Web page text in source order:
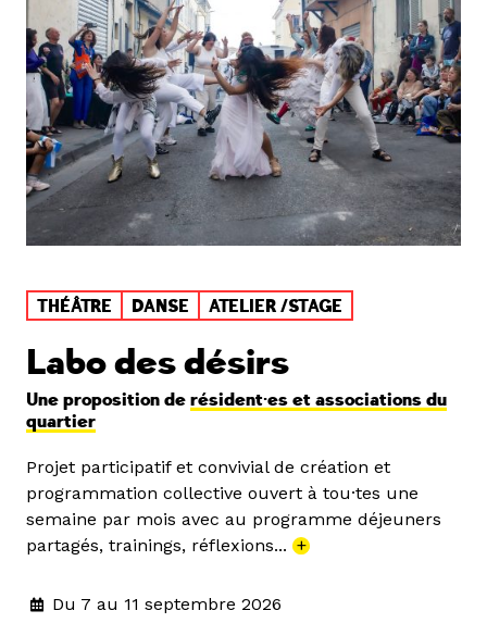
THÉÂTRE DANSE ATELIER /STAGE
Labo des désirs
Une proposition de résident·es et associations du
quartier
Projet participatif et convivial de création et
programmation collective ouvert à tou·tes une
semaine par mois avec au programme déjeuners
partagés, trainings, réflexions... +
Du 7 au 11 septembre 2026